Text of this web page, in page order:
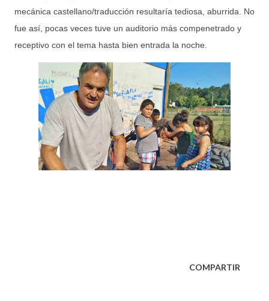
mecánica castellano/traducción resultaría tediosa, aburrida. No
fue así, pocas veces tuve un auditorio más compenetrado y
receptivo con el tema hasta bien entrada la noche.
COMPARTIR